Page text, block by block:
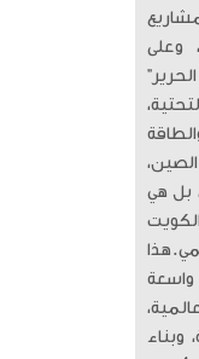
وعلى
بل هي
​هذا
واسعة
وبناء